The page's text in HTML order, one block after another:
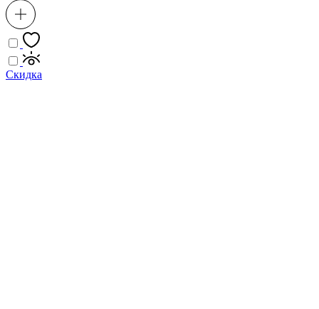
Скидка